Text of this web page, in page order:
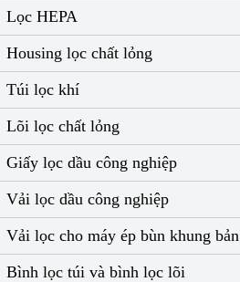
Lọc HEPA
Housing lọc chất lỏng
Túi lọc khí
Lõi lọc chất lỏng
Giấy lọc dầu công nghiệp
Vải lọc dầu công nghiệp
Vải lọc cho máy ép bùn khung bản
Bình lọc túi và bình lọc lõi